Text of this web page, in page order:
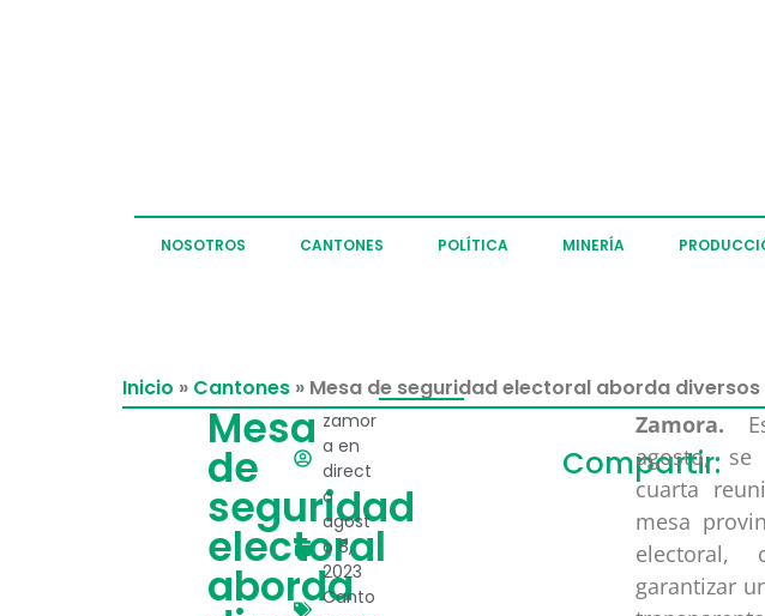
NOSOTROS CANTONES POLÍTICA MINERÍA
Inicio » Cantones » Mesa de seguridad electoral aborda
Mesa
de
seguridad
electoral
aborda
zamor
a en
direct
o
agost
o 8,
2023
Canto
Compartir:
Zamora.
agosto,
cuarta
mesa
garantizar